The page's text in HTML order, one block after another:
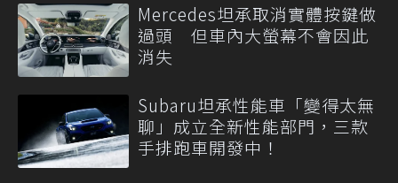
Mercedes坦承取消實體按鍵做
過頭 但車內大螢幕不會因此
消失
Subaru坦承性能車「變得太無
聊」成立全新性能部門，三款
手排跑車開發中！